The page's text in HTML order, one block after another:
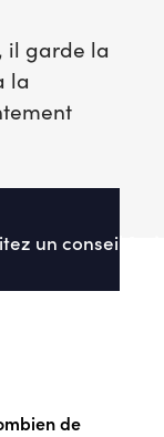
i
, il garde la
la
un conseil ?
de